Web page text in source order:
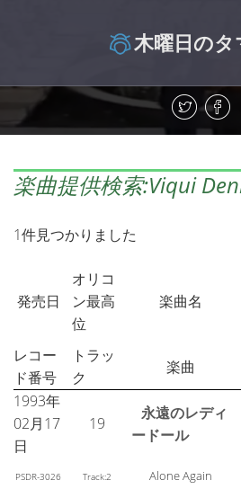
木曜日の
楽曲提供検索:Viqui
1件見つかりました
発売日
オリコ
ン最高
位
楽曲名
レコー
ド番号
トラッ
ク
楽曲
1993年
02月17
日
19
永遠のレディ
ードール
PSDR-3026 Track:2 Alone Again